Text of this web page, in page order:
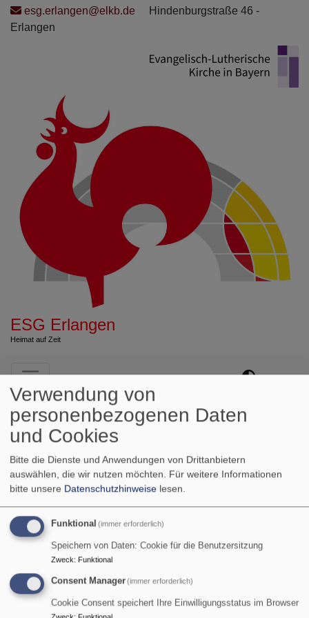
Direkt
zum
esg.erlangen@elkb.de
Hindenburgstraße 46 -
Erlangen
ESG Erlangen
Heimat auf Zeit
Hauptnavigation
Startseite Gitarrenkurs
Gitarrenkurs
Verwendung von
personenbezogenen Daten
und Cookies
Bitte die Dienste und Anwendungen von Drittanbietern
auswählen, die wir nutzen möchten. Für weitere Informationen
bitte unsere Datenschutzhinweise lesen.
Funktional (immer erforderlich)
Speichern von Daten: Cookie für die Benutzersitzung
Zweck: Funktional
Consent Manager(immer erforderlich)
Cookie Consent speichert Ihre Einwilligungsstatus im Browser